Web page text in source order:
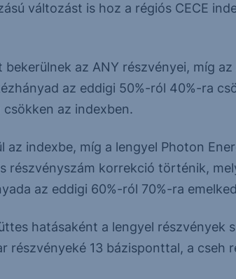
változást is hoz a régiós CECE
az ANY részvényei, míg
az eddigi 50%-ról 40%-ra
az indexben.
az indexbe, míg a lengyel Photon
részvényszám korrekció történik,
az eddigi 60%-ról 70%-ra
hatásaként a lengyel részvények
részvényeké 13 bázisponttal, a cseh